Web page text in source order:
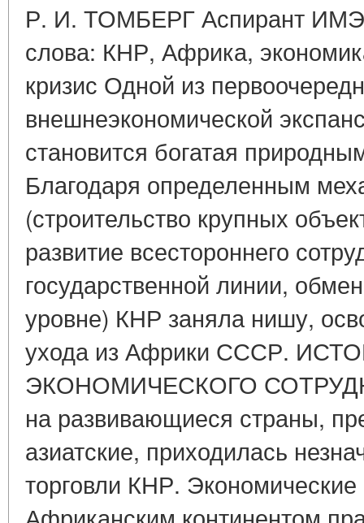
Р. И. ТОМБЕРГ Аспирант
слова: КНР, Африка,
кризис Одной из
внешнеэкономической
становится богатая
Благодаря определенным
(строительство крупных
развитие всестороннего
государственной линии,
уровне) КНР заняла нишу,
ухода из Африки СССР.
ЭКОНОМИЧЕСКОГО
на развивающиеся страны,
азиатские, приходилась
торговли КНР.